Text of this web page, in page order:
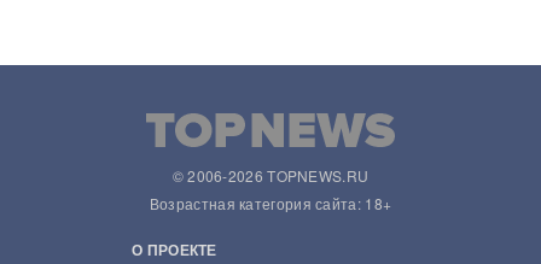
© 2006-2026 TOPNEWS.RU
Возрастная категория сайта: 18+
О ПРОЕКТЕ